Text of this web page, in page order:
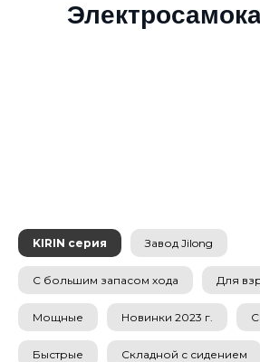
KIRIN серия Завод Jilong
С большим запасом хода Для
Мощные Новинки 2023 г.
Быстрые Складной с сидением